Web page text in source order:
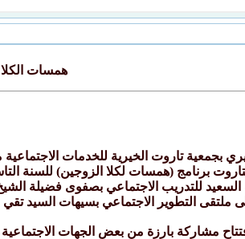
همسات
برنامج (همسات لكلا الزوجين) للسنة
للتدريب الاجتماعي بصفوى فضيلة
ملتقى التطوير الاجتماعي بسيهات السيد
مشاركة بارزة من بعض الجهات